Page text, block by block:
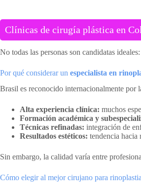
Clínicas de cirugía plástica en
No todas las personas son candidatas
Por qué considerar un especialista en
Brasil es reconocido internacionalmente por
Alta experiencia clínica: muchos
Formación académica y
Técnicas refinadas: integración de
Resultados estéticos: tendencia hacia
Sin embargo, la calidad varía entre
Cómo elegir al mejor cirujano para rinoplastia